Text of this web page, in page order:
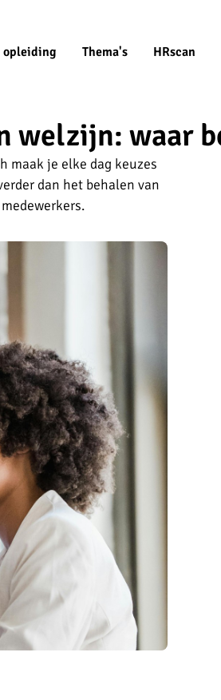
opleiding Thema's HRscan
welzijn: waar
maak je elke dag keuzes
dan het behalen van